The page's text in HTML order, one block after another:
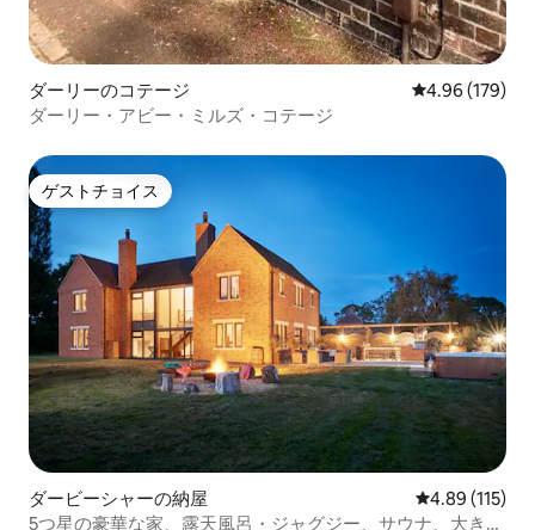
ダーリーのコテージ レビュー179
4.96 (179)
ダーリー・アビー・ミルズ・コテージ
ゲストチョイス
ゲストチョイス
ダービーシャーの納屋 レビュー115
4.89 (115)
5つ星の豪華な家、露天風呂・ジャグジー、サウナ、大きな